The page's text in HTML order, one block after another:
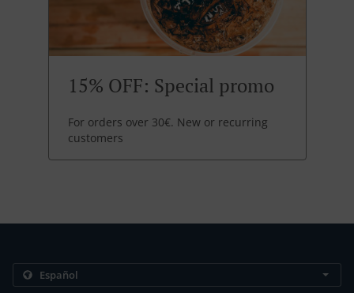
15% OFF: Special promo
For orders over 30€. New or recurring
customers